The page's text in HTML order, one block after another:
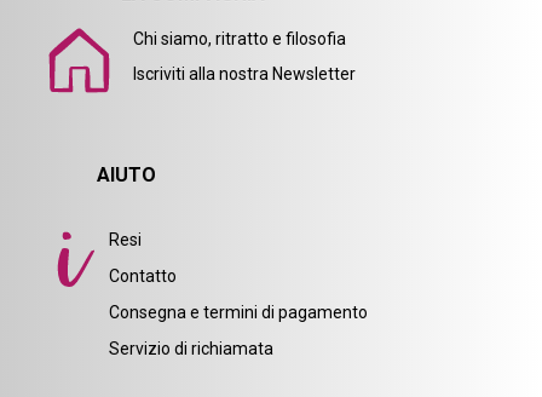
Chi siamo, ritratto e filosofia
Iscriviti alla nostra Newsletter
AIUTO
Resi
Contatto
Consegna e termini di pagamento
Servizio di richiamata